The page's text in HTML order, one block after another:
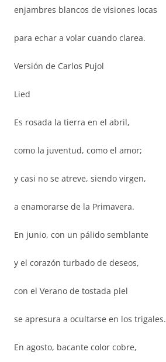
enjambres blancos de visiones locas
para echar a volar cuando clarea.
Versión de Carlos Pujol
Lied
Es rosada la tierra en el abril,
como la juventud, como el amor;
y casi no se atreve, siendo virgen,
a enamorarse de la Primavera.
En junio, con un pálido semblante
y el corazón turbado de deseos,
con el Verano de tostada piel
se apresura a ocultarse en los trigales.
En agosto, bacante color cobre,